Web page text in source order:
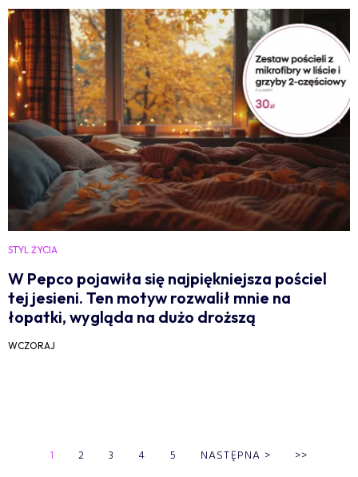
STYL ŻYCIA
W Pepco pojawiła się najpiękniejsza pościel
tej jesieni. Ten motyw rozwalił mnie na
łopatki, wygląda na dużo droższą
WCZORAJ
1 2 3 4 5 NASTĘPNA > >>